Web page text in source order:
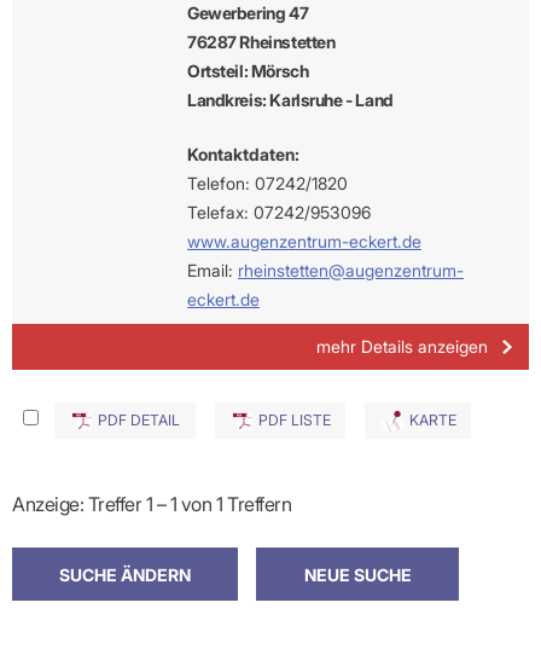
Gewerbering 47
76287 Rheinstetten
Ortsteil: Mörsch
Landkreis: Karlsruhe - Land
Kontaktdaten:
Telefon: 07242/1820
Telefax: 07242/953096
www.augenzentrum-eckert.de
Email: rheinstetten@augenzentrum-
eckert.de
mehr Details anzeigen
PDF DETAIL PDF LISTE KARTE
Anzeige: Treffer 1 – 1 von 1 Treffern